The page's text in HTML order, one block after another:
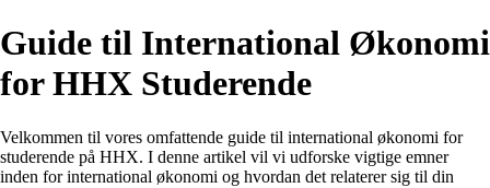
Guide til International Økonomi
for HHX Studerende
Velkommen til vores omfattende guide til international økonomi for
studerende på HHX. I denne artikel vil vi udforske vigtige emner
inden for international økonomi og hvordan det relaterer sig til din